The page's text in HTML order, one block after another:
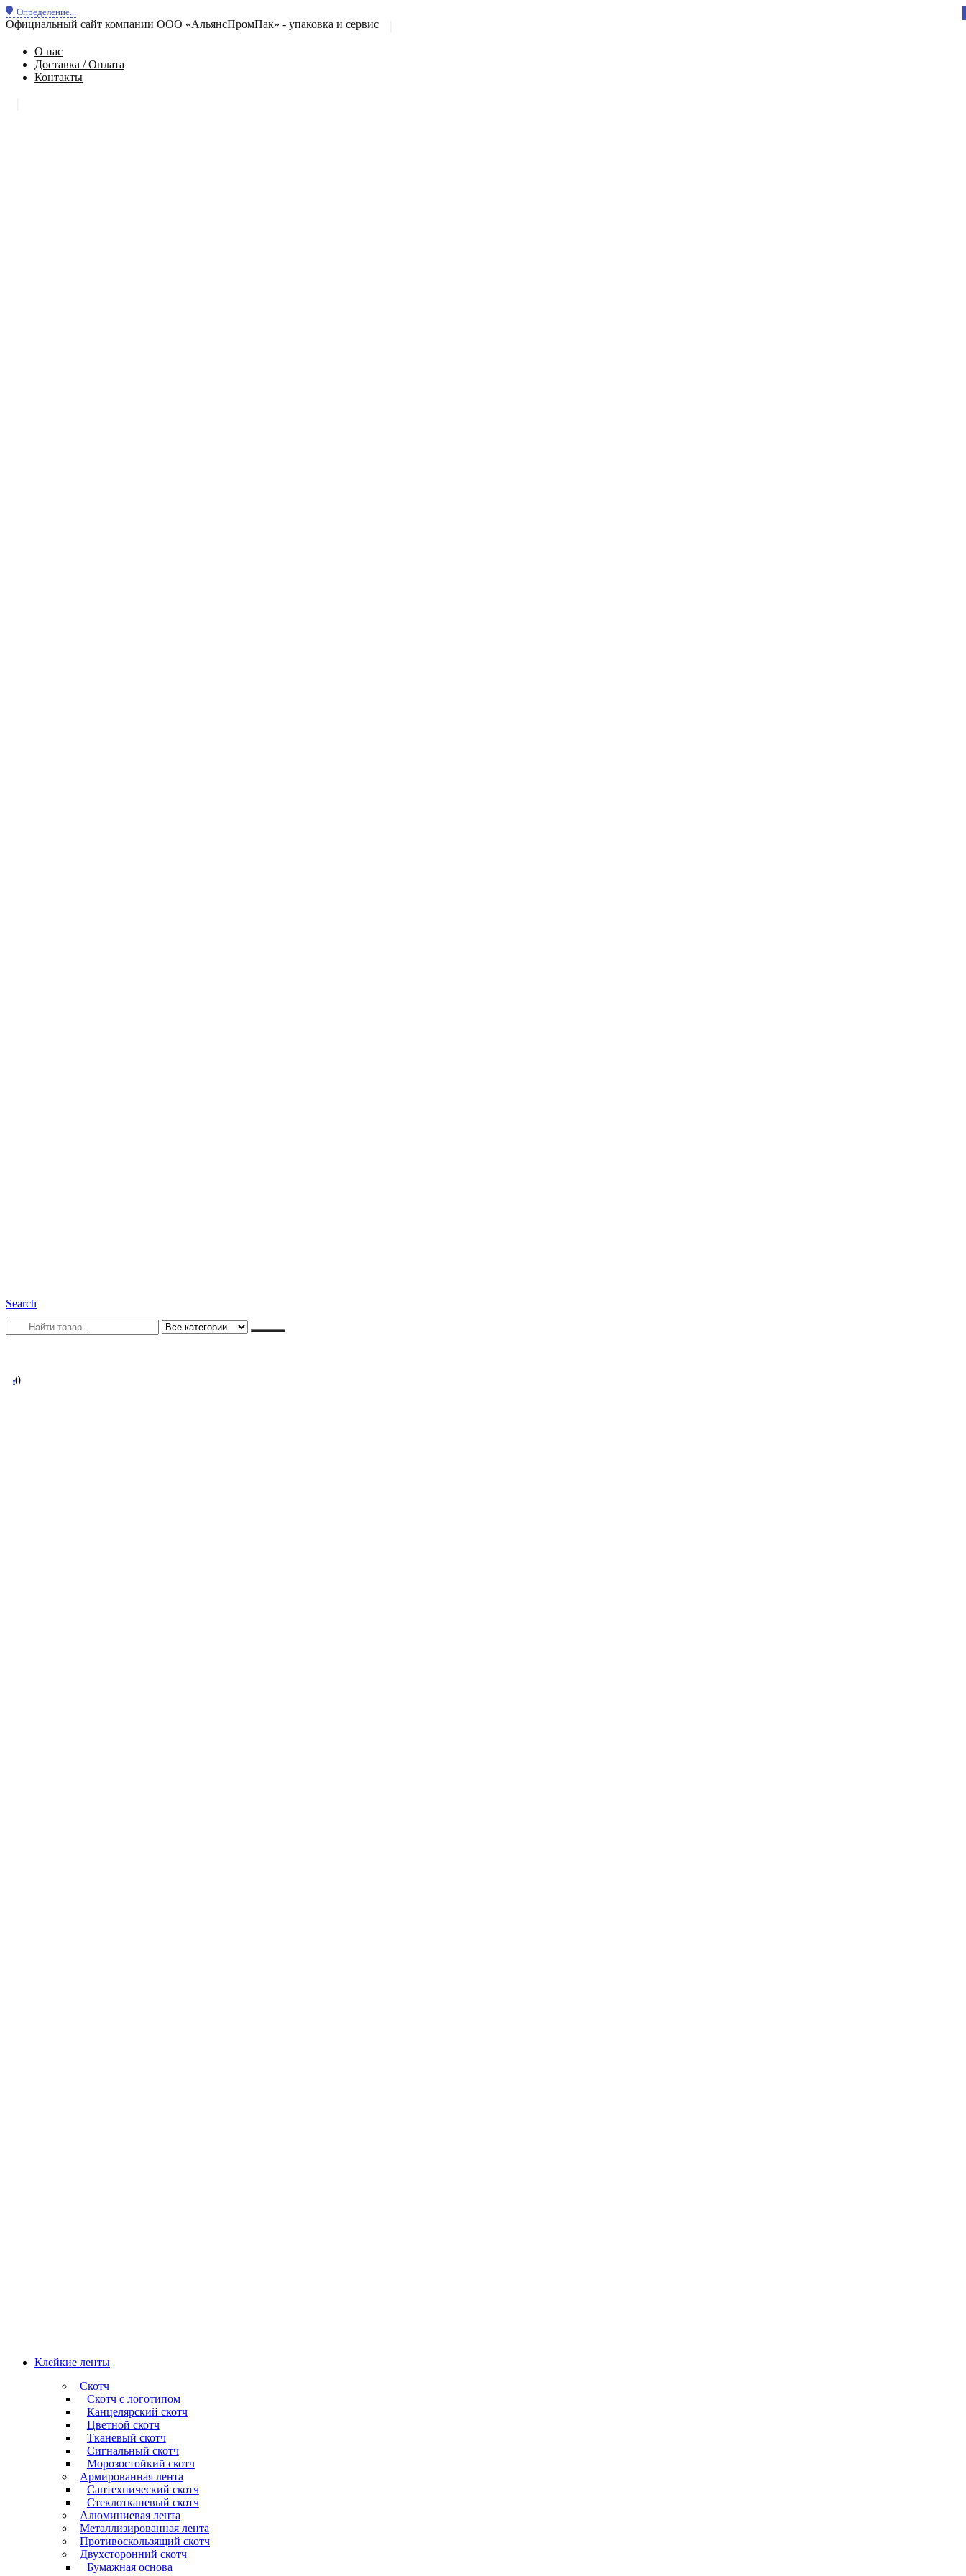
Определение...
Официальный сайт компании ООО «АльянсПромПак» - упаковка и сервис
О нас
Доставка / Оплата
Контакты
Search
00
Клейкие ленты
Скотч
Скотч с логотипом
Канцелярский скотч
Цветной скотч
Тканевый скотч
Сигнальный скотч
Морозостойкий скотч
Армированная лента
Сантехнический скотч
Стеклотканевый скотч
Алюминиевая лента
Металлизированная лента
Противоскользящий скотч
Двухсторонний скотч
Бумажная основа